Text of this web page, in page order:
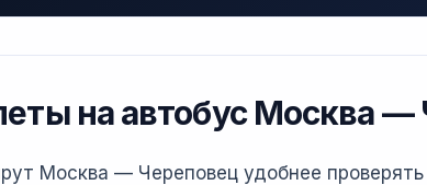
на автобус Москва —
Москва — Череповец удобнее